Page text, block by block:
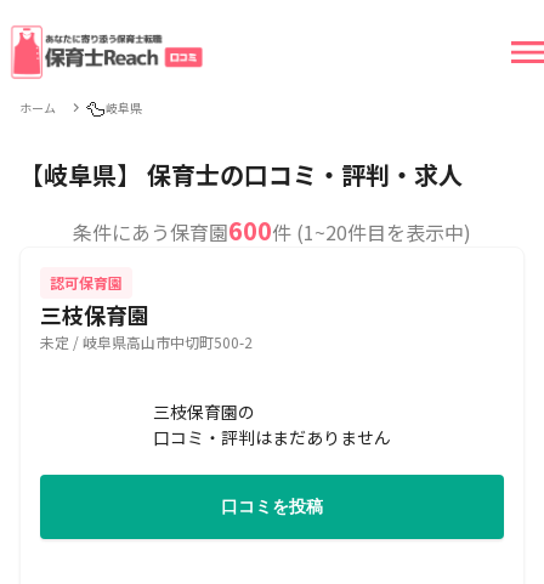
ホーム 🦆岐阜県
【岐阜県】 保育士の口コミ・評判・求人
条件にあう保育園600件 (1~20件目を表示中)
認可保育園
三枝保育園
未定 / 岐阜県高山市中切町500-2
三枝保育園の
口コミ・評判はまだありません
口コミを投稿